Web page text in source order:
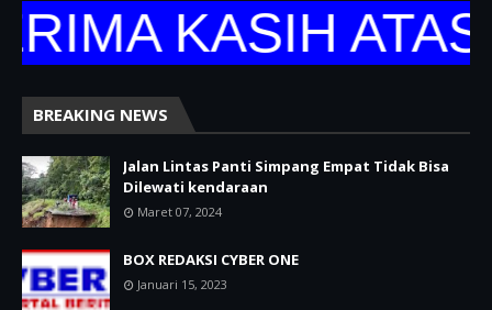
KASIH ATAS
BREAKING NEWS
Jalan Lintas Panti Simpang Empat Tidak Bisa
Dilewati kendaraan
Maret 07, 2024
BOX REDAKSI CYBER ONE
Januari 15, 2023